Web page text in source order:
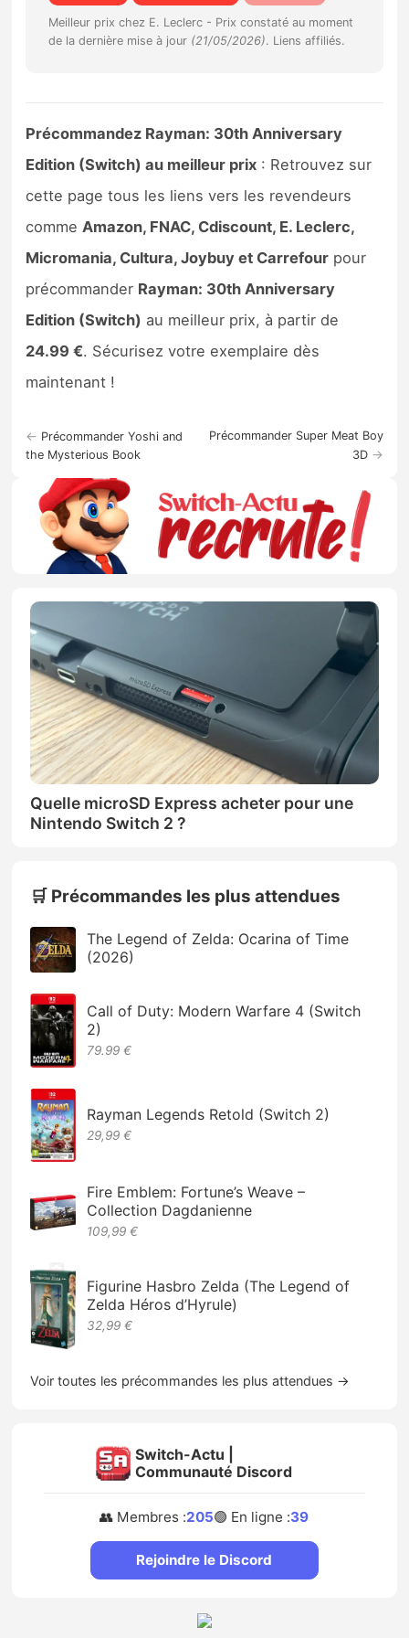
Sorties de jeux
Guides
Meilleur prix chez E. Leclerc - Prix constaté au moment
de la dernière mise à jour (21/05/2026). Liens affiliés.
Précommandez Rayman: 30th Anniversary
Edition (Switch) au meilleur prix : Retrouvez sur
cette page tous les liens vers les revendeurs
commeAmazon, FNAC, Cdiscount, E. Leclerc,
Micromania, Cultura, Joybuy et Carrefour pour
précommander Rayman: 30th Anniversary
Edition (Switch) au meilleur prix, à partir de
24.99 €. Sécurisez votre exemplaire dès
maintenant !
← Précommander Yoshi and
the Mysterious Book
Précommander Super Meat Boy
3D→
Quelle microSD Express acheter pour une
Nintendo Switch 2 ?
🛒 Précommandes les plus attendues
The Legend of Zelda: Ocarina of Time
(2026)
Call of Duty: Modern Warfare 4 (Switch
2)
79.99 €
Rayman Legends Retold (Switch 2)
29,99 €
Fire Emblem: Fortune’s Weave –
Collection Dagdanienne
109,99 €
Figurine Hasbro Zelda (The Legend of
Zelda Héros d’Hyrule)
32,99 €
Voir toutes les précommandes les plus attendues →
Switch-Actu |
Communauté Discord
👥 Membres :205🟢 En ligne :39
Rejoindre le Discord